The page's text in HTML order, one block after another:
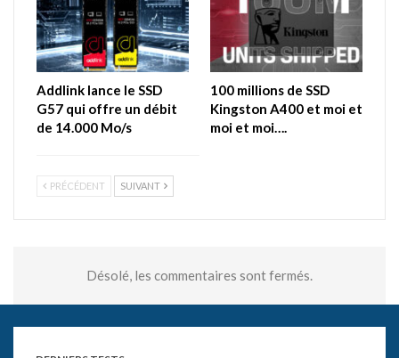
Addlink lance le SSD
G57 qui offre un débit
de 14.000 Mo/s
100 millions de SSD
Kingston A400 et moi et
moi et moi….
PRÉCÉDENT SUIVANT
Désolé, les commentaires sont fermés.